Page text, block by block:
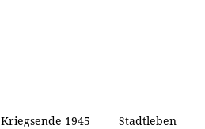
Kriegsende 1945 Stadtleben